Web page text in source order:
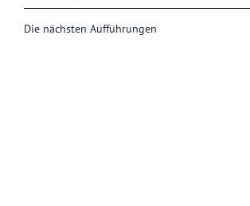
Die nächsten Aufführungen